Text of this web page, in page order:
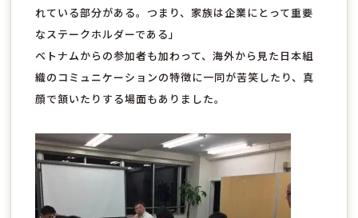
れている部分がある。つまり、家族は企業にとって重要
なステークホルダーである」
ベトナムからの参加者も加わって、海外から見た日本組
織のコミュニケーションの特徴に一同が苦笑したり、真
顔で頷いたりする場面もありました。